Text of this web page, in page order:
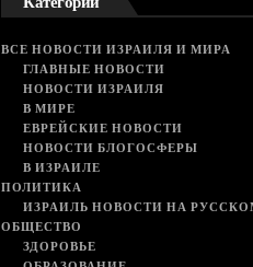
ВСЕ НОВОСТИ ИЗРАИЛЯ И МИРА
ГЛАВНЫЕ НОВОСТИ
НОВОСТИ ИЗРАИЛЯ
В МИРЕ
ЕВРЕЙСКИЕ НОВОСТИ
НОВОСТИ БЛОГОСФЕРЫ
В ИЗРАИЛЕ
ПОЛИТИКА
ИЗРАИЛЬ НОВОСТИ НА
ОБЩЕСТВО
ЗДОРОВЬЕ